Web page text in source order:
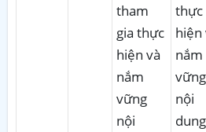
tham
gia thực
hiện và
nắm
vững
nội
thực
hiện
nắm
vững
nội